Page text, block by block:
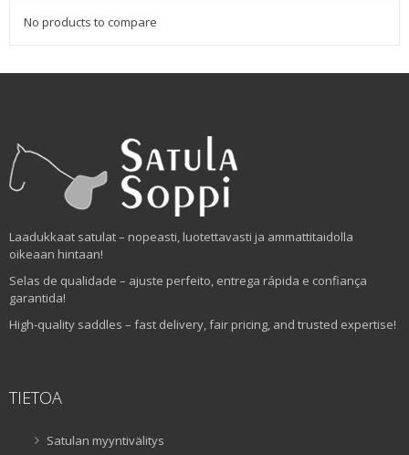
No products to compare
Laadukkaat satulat – nopeasti, luotettavasti ja ammattitaidolla
oikeaan hintaan!
Selas de qualidade – ajuste perfeito, entrega rápida e confiança
garantida!
High-quality saddles – fast delivery, fair pricing, and trusted expertise!
TIETOA
Satulan myyntivälitys